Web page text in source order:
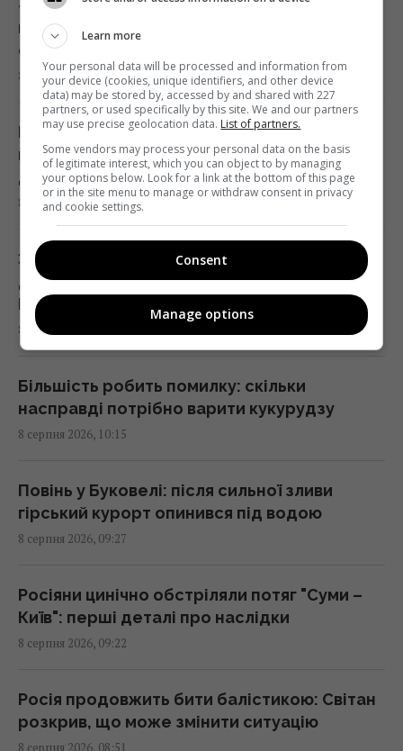
Для чого потрібна кожна сторона терки:
про деякі функції, про які ви не знали
10:42 субота, 08 серпня 2026
Водопостачання Львівщини під загрозою:
"Бориславська нафтова компанія" просить
Зеленського переглянути санкції
10:13 субота, 08 серпня 2026
Європу накрила нова хвиля спеки: яким
курортам загрожують лісові пожежі та
небезпека
10:08 субота, 08 серпня 2026
Розвідка США пов’язує з Росією дрон з
вибухівкою в аеропорту Лейпцига, - WSJ
09:59 субота, 08 серпня 2026
Поварів запитали, як правильно готувати
лосося, і всі вони відповіли однаково
09:55 субота, 08 серпня 2026
У США вчені виявили рибу, яка може жити
понад 400 років: що про неї відомо
09:30 субота, 08 серпня 2026
"Цій людині не місце тут": Усик різко
засудив рішення МОК щодо Росії на
«Вперше полиці такі порожні»: у Києві
помітили тривожну картину в
супермаркетах
8 серпня 2026, 11:11
Перша зміна після лікарняного: ракета РФ
вбила на станції під Києвом маму маленької
дівчинки
8 серпня 2026, 10:39
Загинули 3-річний хлопчик, його бабуся та
дідусь: Зеленський розкрив деталі атаки
РФ
8 серпня 2026, 10:28
Більшість робить помилку: скільки
насправді потрібно варити кукурудзу
8 серпня 2026, 10:15
Повінь у Буковелі: після сильної зливи
гірський курорт опинився під водою
8 серпня 2026, 09:27
Росіяни цинічно обстріляли потяг "Суми –
Київ": перші деталі про наслідки
8 серпня 2026, 09:22
Росія продовжить бити балістикою: Світан
розкрив, що може змінити ситуацію
8 серпня 2026, 08:51
Learn more
Your personal data will be processed and information from
your device (cookies, unique identifiers, and other device
data) may be stored by, accessed by and shared with 227
partners, or used specifically by this site. We and our partners
may use precise geolocation data. List of partners.
Some vendors may process your personal data on the basis
of legitimate interest, which you can object to by managing
your options below. Look for a link at the bottom of this page
or in the site menu to manage or withdraw consent in privacy
and cookie settings.
Consent
Manage options